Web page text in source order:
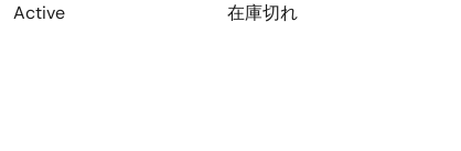
Active 在庫切れ